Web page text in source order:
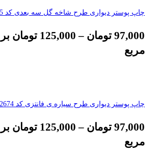
چاپ پوستر دیواری طرح شاخه گل سه بعدی کد 2675
97,000 تومان –
125,000 تومان
مربع
چاپ پوستر دیواری طرح سیاره ی فانتزی کد 2674
97,000 تومان –
125,000 تومان
مربع